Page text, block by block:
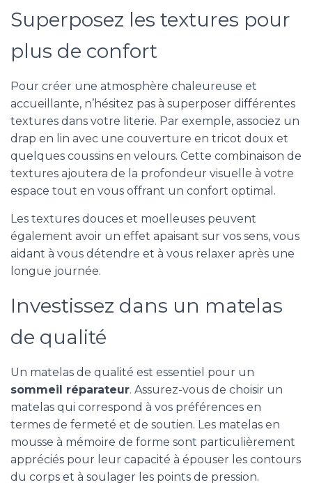
Superposez les textures pour
plus de confort
Pour créer une atmosphère chaleureuse et
accueillante, n’hésitez pas à superposer différentes
textures dans votre literie. Par exemple, associez un
drap en lin avec une couverture en tricot doux et
quelques coussins en velours. Cette combinaison de
textures ajoutera de la profondeur visuelle à votre
espace tout en vous offrant un confort optimal.
Les textures douces et moelleuses peuvent
également avoir un effet apaisant sur vos sens, vous
aidant à vous détendre et à vous relaxer après une
longue journée.
Investissez dans un matelas
de qualité
Un matelas de qualité est essentiel pour un
sommeil réparateur. Assurez-vous de choisir un
matelas qui correspond à vos préférences en
termes de fermeté et de soutien. Les matelas en
mousse à mémoire de forme sont particulièrement
appréciés pour leur capacité à épouser les contours
du corps et à soulager les points de pression.